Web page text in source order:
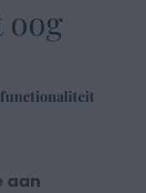
functionaliteit
aan